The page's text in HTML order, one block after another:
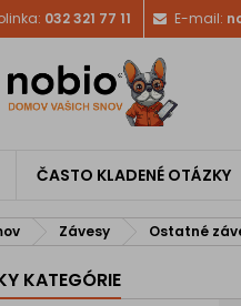
032 321 77 11 E-mail:
ČASTO KLADENÉ OTÁZKY
Závesy Ostatné
KATEGÓRIE